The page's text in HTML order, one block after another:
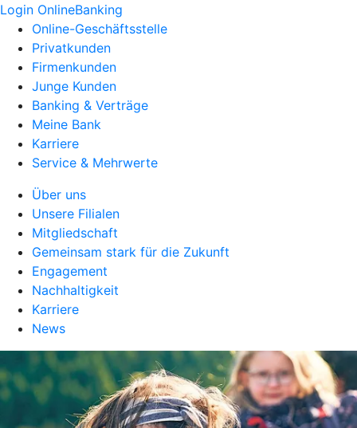
Login OnlineBanking
Online-Geschäftsstelle
Privatkunden
Firmenkunden
Junge Kunden
Banking & Verträge
Meine Bank
Karriere
Service & Mehrwerte
Über uns
Unsere Filialen
Mitgliedschaft
Gemeinsam stark für die Zukunft
Engagement
Nachhaltigkeit
Karriere
News